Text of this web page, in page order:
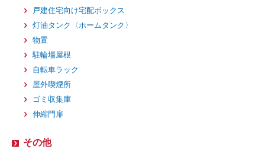
戸建住宅向け宅配ボックス
灯油タンク〈ホームタンク〉
物置
駐輪場屋根
自転車ラック
屋外喫煙所
ゴミ収集庫
伸縮門扉
その他